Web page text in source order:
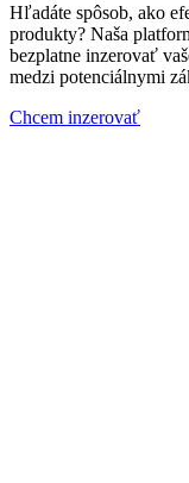
Hľadáte spôsob, ako
produkty? Naša
bezplatne inzerovať
medzi potenciálnymi
Chcem inzerovať